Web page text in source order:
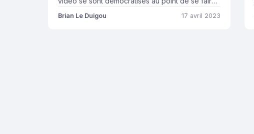
une place de choix dans de nombreux foyers. Ils
Brian Le Duigou 17 avril 2023